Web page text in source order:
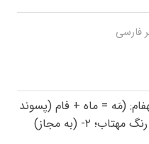
فارسی
(مَه = ماه + فام (پسوند
به معنی رنگ))، ۱- به رنگ ماه، به رنگ مهتاب؛‌ ۲- (به مجاز)